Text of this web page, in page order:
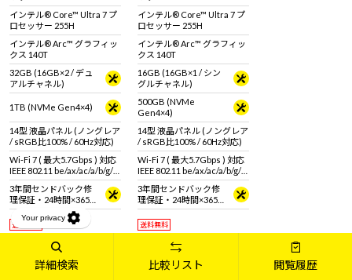
インテル® Core™ Ultra 7 プ
ロセッサー 255H
インテル® Arc™ グラフィッ
クス 140T
32GB (16GB×2 / デュ
アルチャネル)
1TB (NVMe Gen4×4)
14型 液晶パネル (ノングレア
/ sRGB比100% / 60Hz対応)
Wi-Fi 7 ( 最大5.7Gbps ) 対応
IEEE 802.11 be/ax/ac/a/b/g/n
準拠 ＋ Bluetooth 5内蔵
3年間センドバック修
理保証・24時間×365
日電話サポート
送料無料
翌営業日出荷サービス対応
376,800
税抜342,546
インテル® Core™ Ultra 7 プ
ロセッサー 255H
インテル® Arc™ グラフィッ
クス 140T
16GB (16GB×1 / シン
グルチャネル)
500GB (NVMe
Gen4×4)
14型 液晶パネル (ノングレア
/ sRGB比100% / 60Hz対応)
Wi-Fi 7 ( 最大5.7Gbps ) 対応
IEEE 802.11 be/ax/ac/a/b/g/n
準拠 ＋ Bluetooth 5内蔵
3年間センドバック修
理保証・24時間×365
日電話サポート
送料無料
翌営業日出荷サービス対応
289,800
税抜
263,455
詳細検索 比較リスト 閲覧履歴